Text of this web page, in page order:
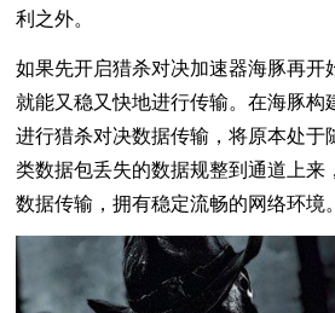
利之外。
如果先开启猎杀对决加速器海豚再开
就能又稳又快地进行传输。在海豚构
进行猎杀对决数据传输，将原本处于
类数据包丢失的数据规整到通道上来
数据传输，拥有稳定流畅的网络环境。